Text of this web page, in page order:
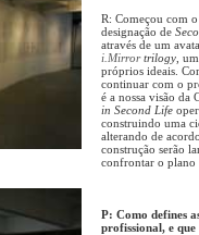
R: Começou com
designação de
através de um
i.Mirrortrilogy ,
próprios ideais.
continuar com o
é a nossa visão da
in Second Life
construindo uma
alterando de
construção serão
confrontar o plano
P: Como defines
profissional, e que